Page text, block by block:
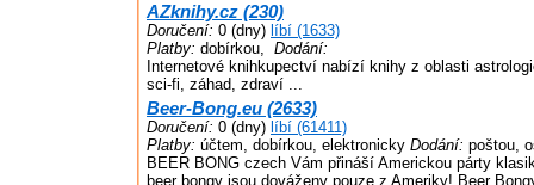
AZknihy.cz (230)
Doručení: 0 (dny) líbí (1633)
Platby: dobírkou, Dodání:
Internetové knihkupectví nabízí knihy z oblasti
sci-fi, záhad, zdraví ...
Beer-Bong.eu (2633)
Doručení: 0 (dny) líbí (61411)
Platby: účtem, dobírkou, elektronicky Dodání: poštou,
BEER BONG czech Vám přináší Americkou párty
beer bongy jsou dováženy pouze z Ameriky! Beer